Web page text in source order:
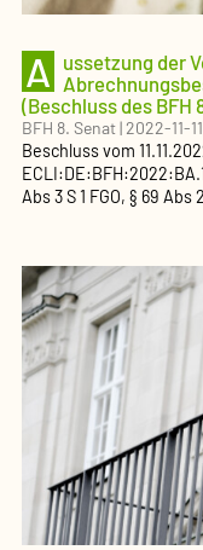
A ussetzung der
(Beschluss des BFH
BFH 8. Senat|2022-11-11
Beschlussvom
Abs 3 S 1 FGO, § 69 Abs